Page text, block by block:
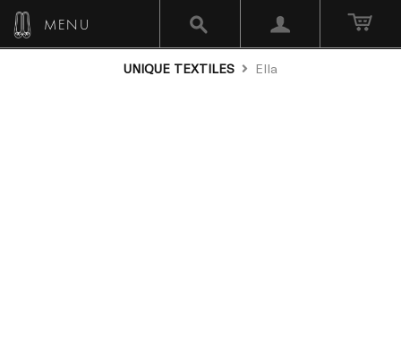
MENU
UNIQUE TEXTILES Ella